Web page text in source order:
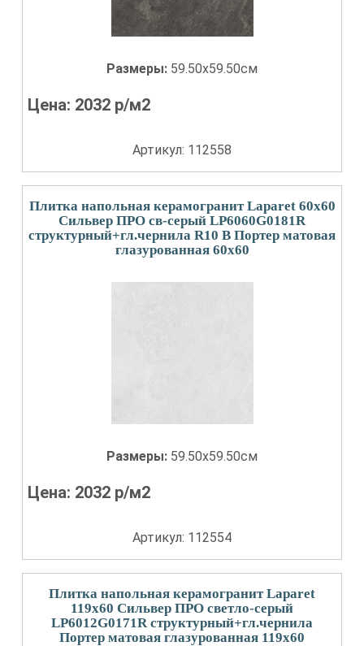
Размеры: 59.50x59.50см
Цена: 2032 р/м2
Артикул: 112558
Плитка напольная керамогранит Laparet 60x60
Сильвер ПРО св-серый LP6060G0181R
структурный+гл.чернила R10 B Портер матовая
глазурованная 60x60
Размеры: 59.50x59.50см
Цена: 2032 р/м2
Артикул: 112554
Плитка напольная керамогранит Laparet
119x60 Сильвер ПРО светло-серый
LP6012G0171R структурный+гл.чернила
Портер матовая глазурованная 119x60